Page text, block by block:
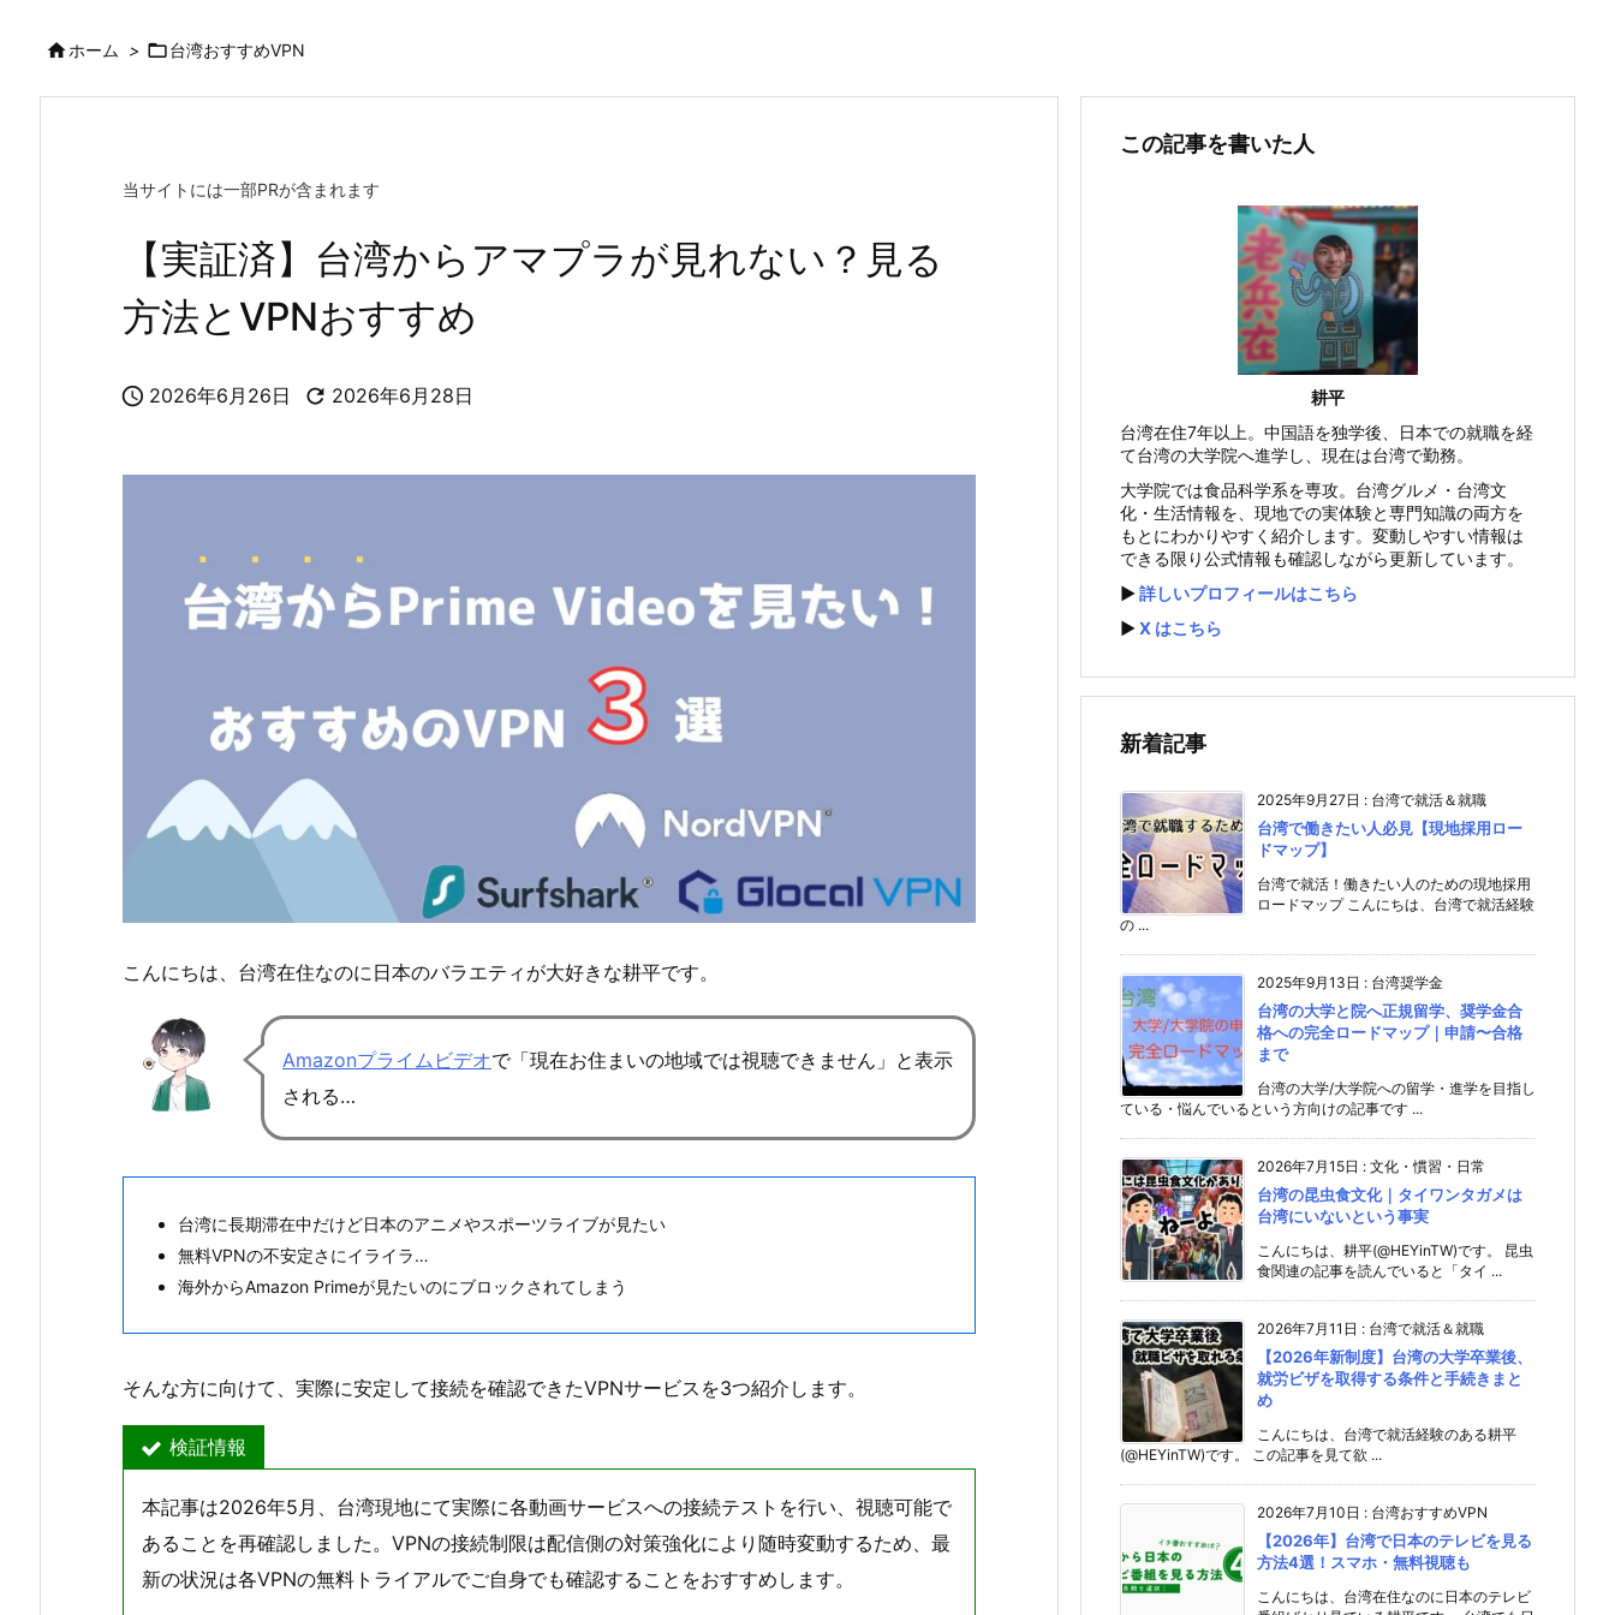
ホーム > 台湾おすすめVPN
当サイトには一部PRが含まれます
【実証済】台湾からアマプラが見れない？見る
方法とVPNおすすめ
 2026年6月26日  2026年6月28日
こんにちは、台湾在住なのに日本のバラエティが大好きな耕平です。
Amazonプライムビデオで「現在お住まいの地域では視聴できません」と表示
される…
台湾に長期滞在中だけど日本のアニメやスポーツライブが見たい
無料VPNの不安定さにイライラ…
海外からAmazon Primeが見たいのにブロックされてしまう
そんな方に向けて、実際に安定して接続を確認できたVPNサービスを3つ紹介します。
検証情報
本記事は2026年5月、台湾現地にて実際に各動画サービスへの接続テストを行い、視聴可能で
あることを再確認しました。VPNの接続制限は配信側の対策強化により随時変動するため、最
新の状況は各VPNの無料トライアルでご自身でも確認することをおすすめします。
この記事を書いた人
耕平
台湾在住7年以上。中国語を独学後、日本での就職を経
て台湾の大学院へ進学し、現在は台湾で勤務。
大学院では食品科学系を専攻。台湾グルメ・台湾文
化・生活情報を、現地での実体験と専門知識の両方を
もとにわかりやすく紹介します。変動しやすい情報は
できる限り公式情報も確認しながら更新しています。
▶️詳しいプロフィールはこちら
▶️X はこちら
新着記事
2025年9月27日 : 台湾で就活＆就職
台湾で働きたい人必見【現地採用ロー
ドマップ】
台湾で就活！働きたい人のための現地採用
ロードマップ こんにちは、台湾で就活経験
の ...
2025年9月13日 : 台湾奨学金
台湾の大学と院へ正規留学、奨学金合
格への完全ロードマップ｜申請〜合格
まで
台湾の大学/大学院への留学・進学を目指し
ている・悩んでいるという方向けの記事です ...
2026年7月15日 : 文化・慣習・日常
台湾の昆虫食文化｜タイワンタガメは
台湾にいないという事実
こんにちは、耕平(@HEYinTW)です。 昆虫
食関連の記事を読んでいると「タイ ...
2026年7月11日 : 台湾で就活＆就職
【2026年新制度】台湾の大学卒業後、
就労ビザを取得する条件と手続きまと
め
こんにちは、台湾で就活経験のある耕平
(@HEYinTW)です。 この記事を見て欲 ...
2026年7月10日 : 台湾おすすめVPN
【2026年】台湾で日本のテレビを見る
方法4選！スマホ・無料視聴も
こんにちは、台湾在住なのに日本のテレビ